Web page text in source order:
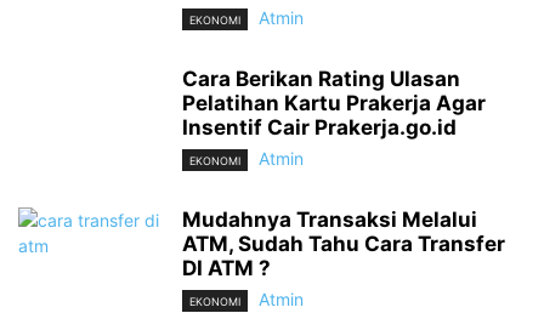
EKONOMI Atmin
Cara Berikan Rating Ulasan
Pelatihan Kartu Prakerja Agar
Insentif Cair Prakerja.go.id
EKONOMI Atmin
Mudahnya Transaksi Melalui
ATM, Sudah Tahu Cara Transfer
DI ATM ?
EKONOMI Atmin